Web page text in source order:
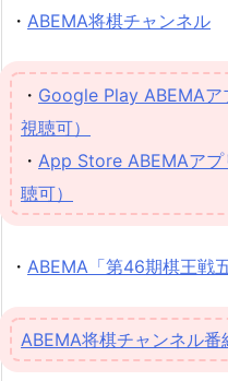
・ ABEMA将棋チャンネル
・ Google Play ABEMAア
視聴可）
・ App Store ABEMAアプ
聴可）
・ ABEMA「第46期棋王戦
ABEMA将棋チャンネル番